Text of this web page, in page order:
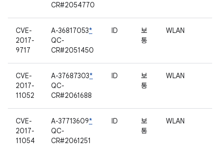
CR#2054770
CVE-
2017-
9717
A-36817053*
QC-
CR#2051450
ID
보
통
WLAN
CVE-
2017-
11052
A-37687303*
QC-
CR#2061688
ID
보
통
WLAN
CVE-
2017-
11054
A-37713609*
QC-
CR#2061251
ID
보
통
WLAN